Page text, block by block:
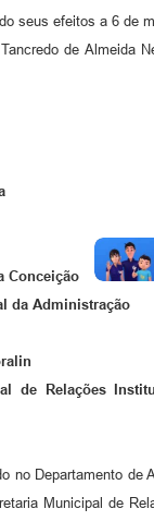
seus efeitos a 6 de
de Almeida
Conceição
da Administração
de Relações
no Departamento de
Municipal de